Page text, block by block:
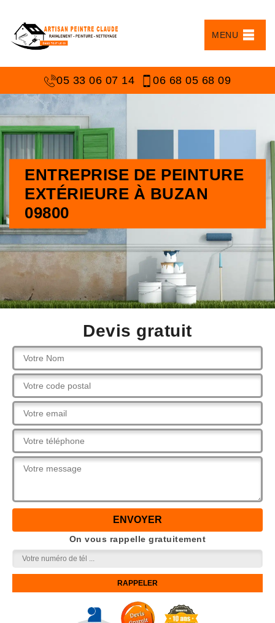
MENU
05 33 06 07 14 06 68 05 68 09
ENTREPRISE DE PEINTURE
EXTÉRIEURE À BUZAN
09800
Devis gratuit
On vous rappelle gratuitement